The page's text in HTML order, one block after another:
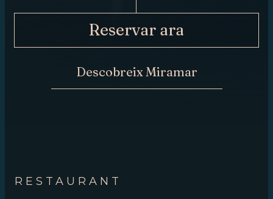
RESERVAR
Reservar ara
Descobreix Miramar
RESTAURANT